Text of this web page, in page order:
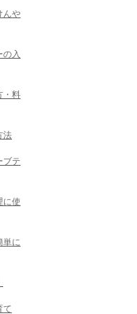
んや
入
・料
法
ブテ
に使
単に
て